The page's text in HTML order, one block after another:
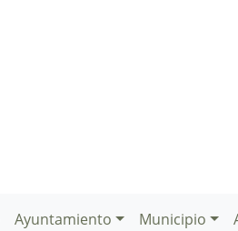
Ayuntamiento Municipio